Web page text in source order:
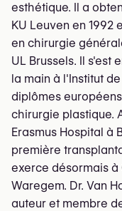
esthétique. Il a
KU Leuven en 1992
en chirurgie
UL Brussels. Il s'est
la main à l'Institut
diplômes
chirurgie plastique.
Erasmus Hospital à
première
exerce désormais à
Waregem. Dr. Van
auteur et membre